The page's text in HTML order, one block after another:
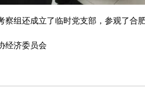
组还成立了临时党支部，参观了合
济委员会